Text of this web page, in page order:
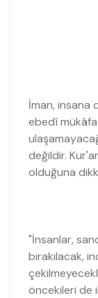
İman,
ebedî
değildir.
olduğuna
"İnsanlar,
bırakılacak,
öncekileri de